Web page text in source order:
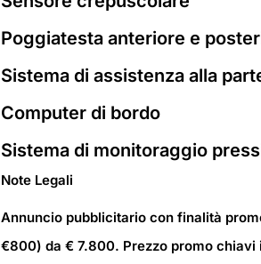
Poggiatesta anteriore e
Sistema di assistenza alla
Computer di bordo
Sistema di monitoraggio
Note Legali
Annuncio pubblicitario con finalità
€800) da € 7.800. Prezzo promo chiavi